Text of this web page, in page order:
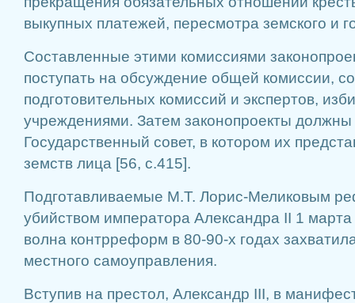
выкупных платежей, пересмотра земского и
Составленные этими комиссиями
поступать на обсуждение общей комиссии,
подготовительных комиссий и экспертов,
учреждениями. Затем законопроекты должны
Государственный совет, в котором их
земств лица [56, с.415].
Подготавливаемые М.Т. Лорис-Меликовым
убийством императора Александра II 1
волна контрреформ в 80-90-х годах
местного самоуправления.
Вступив на престол, Александр III, в